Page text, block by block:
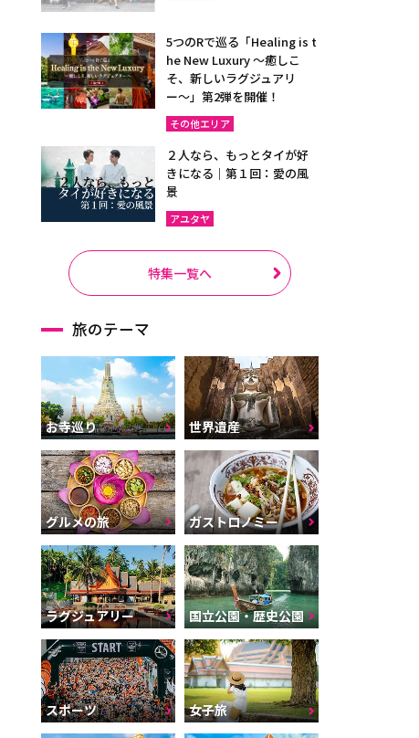
5つのRで巡る「Healing is t
he New Luxury ～癒しこ
そ、新しいラグジュアリ
ー〜」第2弾を開催！
その他エリア
２人なら、もっとタイが好
きになる｜第１回：愛の風
景
アユタヤ
特集一覧へ
旅のテーマ
お寺巡り 世界遺産
グルメの旅 ガストロノミー
ラグジュアリー 国立公園・歴史公園
スポーツ 女子旅